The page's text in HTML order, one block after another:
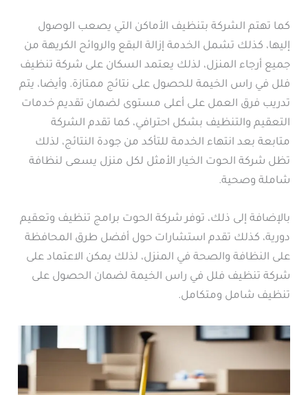
كما تهتم الشركة بتنظيف الأماكن التي يصعب الوصول
إليها، كذلك تشمل الخدمة إزالة البقع والروائح الكريهة من
جميع أرجاء المنزل، لذلك يعتمد السكان على شركة تنظيف
فلل في راس الخيمة للحصول على نتائج ممتازة. وأيضا، يتم
تدريب فرق العمل على أعلى مستوى لضمان تقديم خدمات
التعقيم والتنظيف بشكل احترافي، كما تقدم الشركة
متابعة بعد انتهاء الخدمة للتأكد من جودة النتائج، لذلك
تظل شركة الحوت الخيار الأمثل لكل منزل يسعى لنظافة
شاملة وصحية.
بالإضافة إلى ذلك، توفر شركة الحوت برامج تنظيف وتعقيم
دورية، كذلك تقدم استشارات حول أفضل طرق المحافظة
على النظافة والصحة في المنزل، لذلك يمكن الاعتماد على
شركة تنظيف فلل في راس الخيمة لضمان الحصول على
تنظيف شامل ومتكامل.